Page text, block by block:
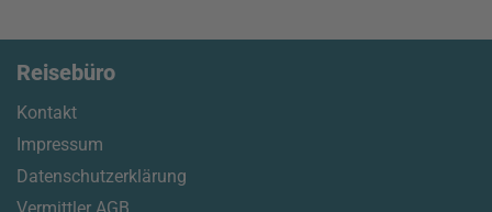
Reisebüro
Kontakt
Impressum
Datenschutzerklärung